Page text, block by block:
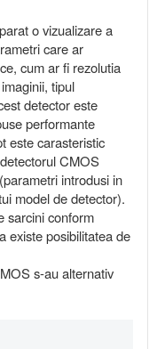
o vizualizare a
care ar
cum ar fi rezolutia
tipul
detector este
performante
este carasteristic
CMOS
introdusi in
model de detector).
sarcini conform
existe posibilitatea de
s-au alternativ